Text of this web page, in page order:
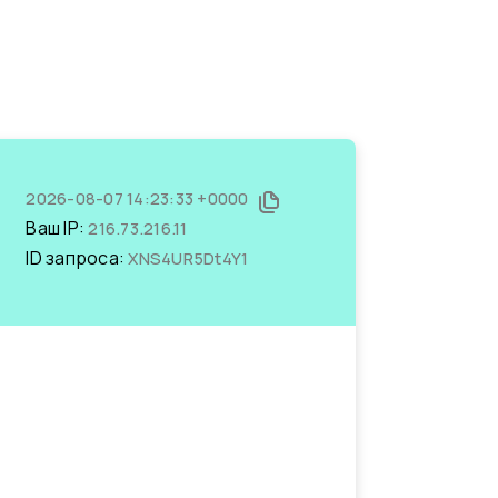
2026-08-07 14:23:33 +0000
Ваш IP:216.73.216.11
ID запроса:XNS4UR5Dt4Y1